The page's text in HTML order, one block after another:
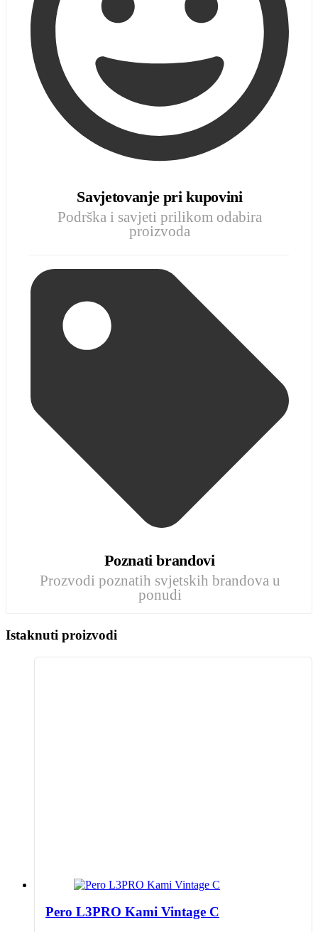
Savjetovanje pri kupovini
Podrška i savjeti prilikom odabira
proizvoda
Poznati brandovi
Prozvodi poznatih svjetskih brandova u
ponudi
Istaknuti proizvodi
Pero L3PRO Kami Vintage C